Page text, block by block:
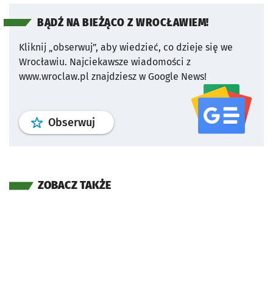
BĄDŹ NA BIEŻĄCO Z WROCŁAWIEM!
Kliknij „obserwuj”, aby wiedzieć, co dzieje się we
Wrocławiu. Najciekawsze wiadomości z
www.wroclaw.pl znajdziesz w Google News!
Obserwuj profil serwisu
ZOBACZ TAKŻE